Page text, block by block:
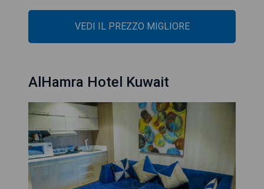
VEDI IL PREZZO MIGLIORE
AlHamra Hotel Kuwait